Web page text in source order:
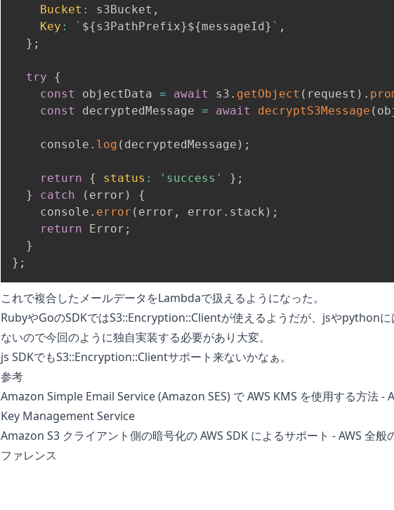
Bucket : s3Bucket ,
Key : ` ${s3PathPrefix}${messageId} ` ,
} ;
try
{
const
objectData = await s3 . getObject ( request ) .
const
decryptedMessage = await decryptS3Message (
    console
. log ( decryptedMessage ) ;
return { status : 'success' } ;
}
catch ( error )
{
    console
. error ( error , error . stack ) ;
return Error ;
}
} ;
これで複合したメールデータをLambdaで扱えるようになった。
RubyやGoのSDKではS3::Encryption::Clientが使えるようだが、jsやpythonに
ないので今回のように独自実装する必要があり大変。
js SDKでもS3::Encryption::Clientサポート来ないかなぁ。
参考
Amazon Simple Email Service (Amazon SES) で AWS KMS を使用する方法 -
Key Management Service
Amazon S3 クライアント側の暗号化の AWS SDK によるサポート - AWS 全般
ファレンス